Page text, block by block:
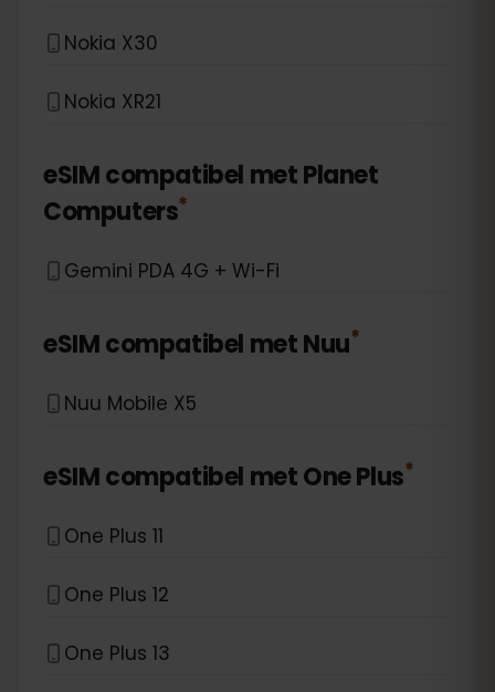
Nokia X30
Nokia XR21
eSIM compatibel metPlanet
Computers*
Gemini PDA 4G + Wi-Fi
eSIM compatibel metNuu*
Nuu Mobile X5
eSIM compatibel metOne Plus*
One Plus 11
One Plus 12
One Plus 13